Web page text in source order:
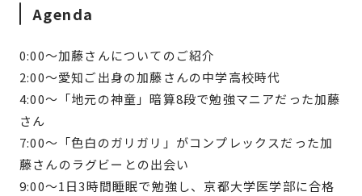
Agenda
0:00〜加藤さんについてのご紹介
2:00〜愛知ご出身の加藤さんの中学高校時代
4:00〜「地元の神童」暗算8段で勉強マニアだった加藤
さん
7:00〜「色白のガリガリ」がコンプレックスだった加
藤さんのラグビーとの出会い
9:00〜1日3時間睡眠で勉強し、京都大学医学部に合格